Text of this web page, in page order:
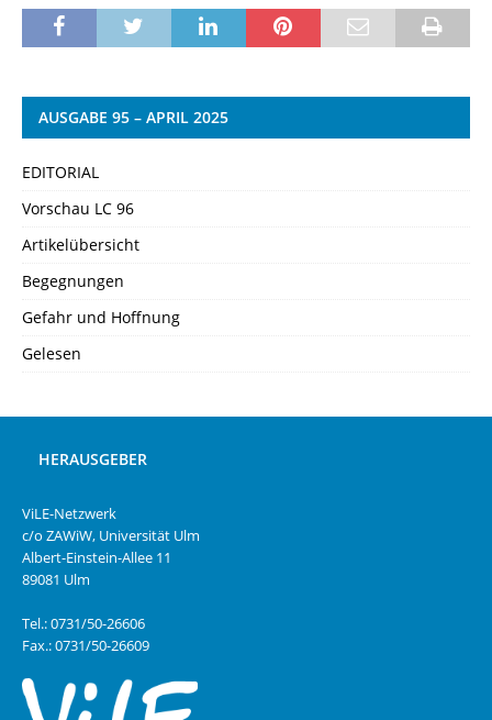
AUSGABE 95 – APRIL 2025
EDITORIAL
Vorschau LC 96
Artikelübersicht
Begegnungen
Gefahr und Hoffnung
Gelesen
HERAUSGEBER
ViLE-Netzwerk
c/o ZAWiW, Universität Ulm
Albert-Einstein-Allee 11
89081 Ulm
Tel.: 0731/50-26606
Fax.: 0731/50-26609